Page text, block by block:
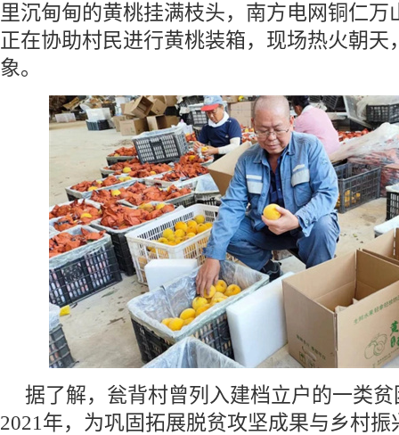
里沉甸甸的黄桃挂满枝头，南方电网铜仁万
正在协助村民进行黄桃装箱，现场热火朝天
象。
据了解，瓮背村曾列入建档立户的一类
2021年，为巩固拓展脱贫攻坚成果与乡村